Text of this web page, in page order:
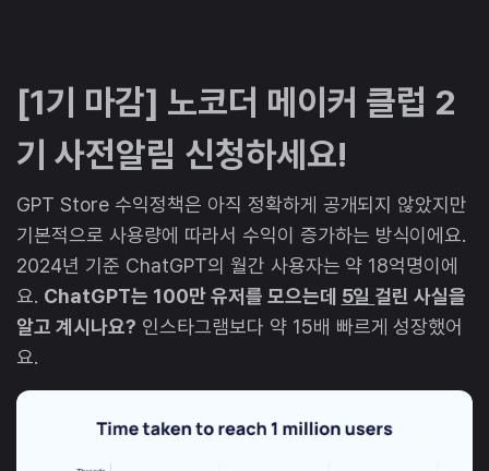
[1기 마감] 노코더 메이커 클럽 2
기 사전알림 신청하세요!
GPT Store 수익정책은 아직 정확하게 공개되지 않았지만
기본적으로 사용량에 따라서 수익이 증가하는 방식이에요.
2024년 기준 ChatGPT의 월간 사용자는 약 18억명이에
요. ChatGPT는 100만 유저를 모으는데 5일 걸린 사실을
알고 계시나요? 인스타그램보다 약 15배 빠르게 성장했어
요.